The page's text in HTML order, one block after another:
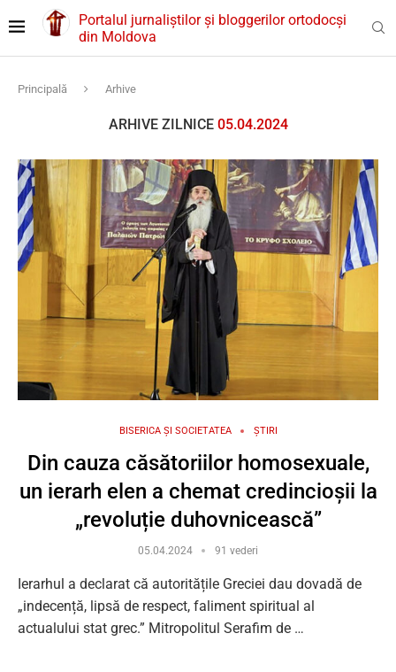
Portalul jurnaliștilor și bloggerilor ortodocși
din Moldova
Principală Arhive
ARHIVE ZILNICE 05.04.2024
BISERICA ȘI SOCIETATEA ȘTIRI
Din cauza căsătoriilor homosexuale,
un ierarh elen a chemat credincioșii la
„revoluție duhovnicească”
05.04.2024 91 vederi
Ierarhul a declarat că autoritățile Greciei dau dovadă de
„indecență, lipsă de respect, faliment spiritual al
actualului stat grec.” Mitropolitul Serafim de …